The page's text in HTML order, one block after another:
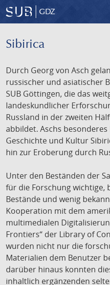
GDZ
Sibirica
Durch Georg von Asch
russischer und asiatischer
SUB Göttingen, die das
landeskundlicher
Russland in der zweiten
abbildet. Aschs
Geschichte und Kultur
hin zur Eroberung durch
Unter den Beständen der
für die Forschung wichtige,
Bestände und wenig
Kooperation mit dem
multimedialen
Frontiers“ der Library of
wurden nicht nur die
Materialien dem Benutzer
darüber hinaus konnten
inhaltlich ergänzenden